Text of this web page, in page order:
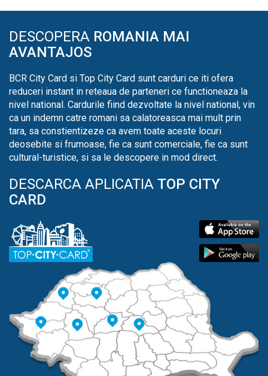
DESCOPERA ROMANIA MAI
AVANTAJOS
BCR City Card si Top City Card sunt carduri ce iti ofera
reduceri instant in reteaua de parteneri ce functioneaza la
nivel national. Cardurile fiind dezvoltate la nivel national, vin
ca un indemn catre romani sa calatoreasca mai mult prin
tara, sa constientizeze ca avem toate aceste locuri
deosebite si frumoase, fie ca sunt comerciale, fie ca sunt
cultural-turistice, si sa le descopere in mod direct.
DESCARCA APLICATIA TOP CITY
CARD